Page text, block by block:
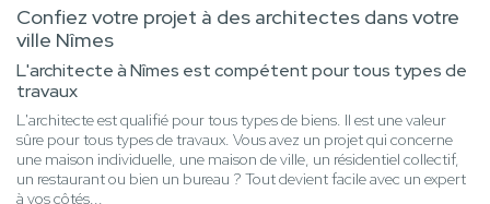
Confiez votre projet à des architectes dans votre
ville Nîmes
L'architecte à Nîmes est compétent pour tous types de
travaux
L'architecte est qualifié pour tous types de biens. Il est une valeur
sûre pour tous types de travaux. Vous avez un projet qui concerne
une maison individuelle, une maison de ville, un résidentiel collectif,
un restaurant ou bien un bureau ? Tout devient facile avec un expert
à vos côtés...